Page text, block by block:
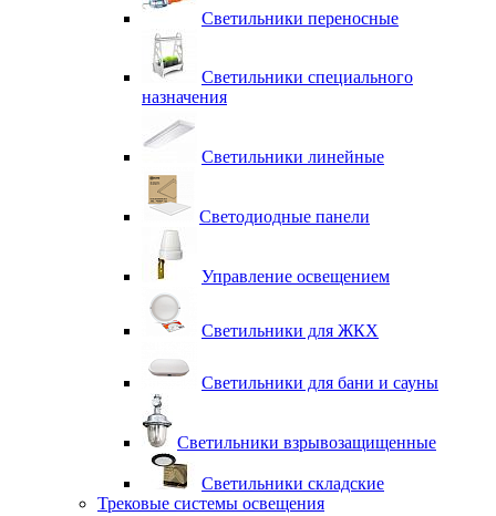
Светильники переносные
Светильники специального
назначения
Светильники линейные
Светодиодные панели
Управление освещением
Светильники для ЖКХ
Светильники для бани и сауны
Светильники взрывозащищенные
Светильники складские
Трековые системы освещения